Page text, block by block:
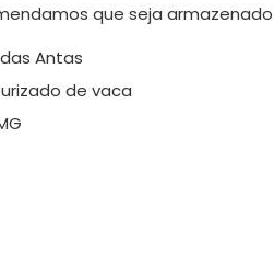
que seja
Antas
de vaca